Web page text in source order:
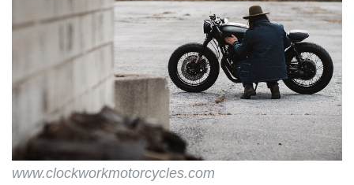
www.clockworkmotorcycles.com